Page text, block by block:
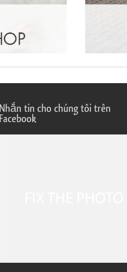
Nhắn tin cho chúng tôi trên
Facebook